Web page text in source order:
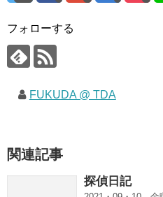
フォローする
FUKUDA @ TDA
関連記事
探偵日記